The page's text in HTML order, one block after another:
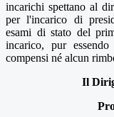
incarichi spettano al
per l'incarico di
esami di stato del
incarico, pur
compensi né alcun
Il